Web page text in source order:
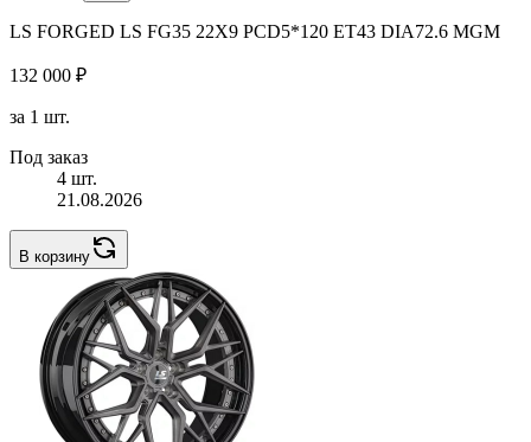
LS FORGED LS FG35 22X9 PCD5*120 ET43 DIA72.6 MGM
132 000 ₽
за 1 шт.
Под заказ
4 шт.
21.08.2026
В корзину